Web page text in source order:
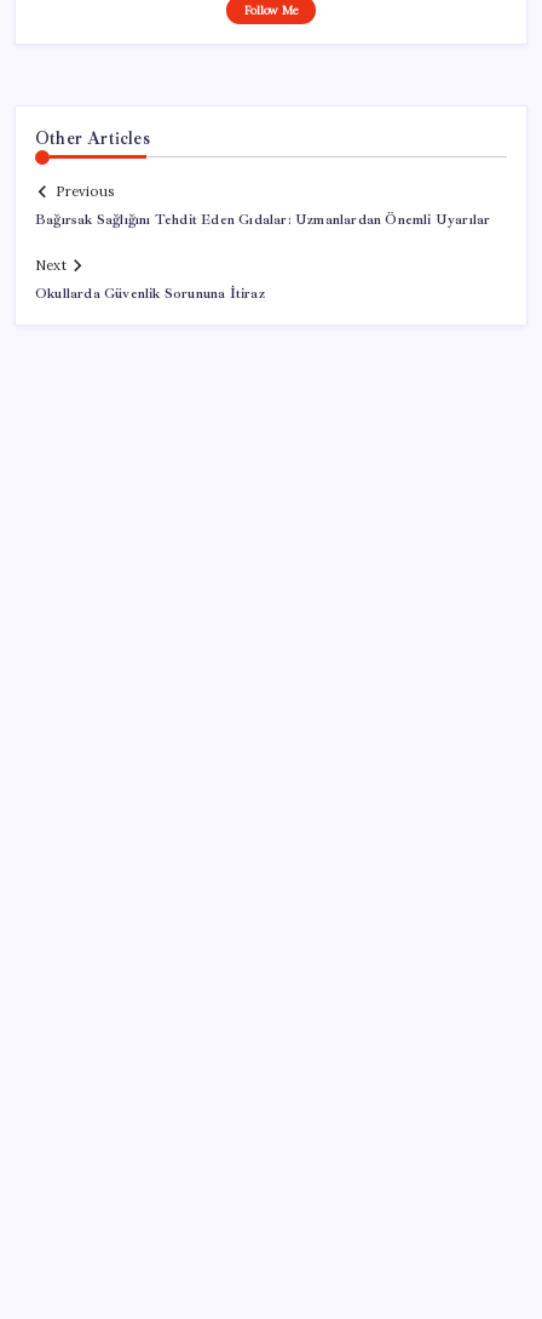
Follow Me
Other Articles
Previous
Bağırsak Sağlığını Tehdit Eden Gıdalar: Uzmanlardan Önemli Uyarılar
Next
Okullarda Güvenlik Sorununa İtiraz